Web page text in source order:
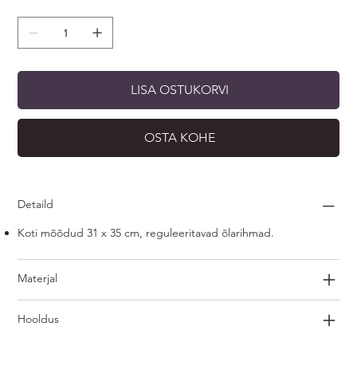
LISA OSTUKORVI
OSTA KOHE
Detaild
Koti mõõdud 31 x 35 cm, reguleeritavad õlarihmad.
Materjal
Hooldus